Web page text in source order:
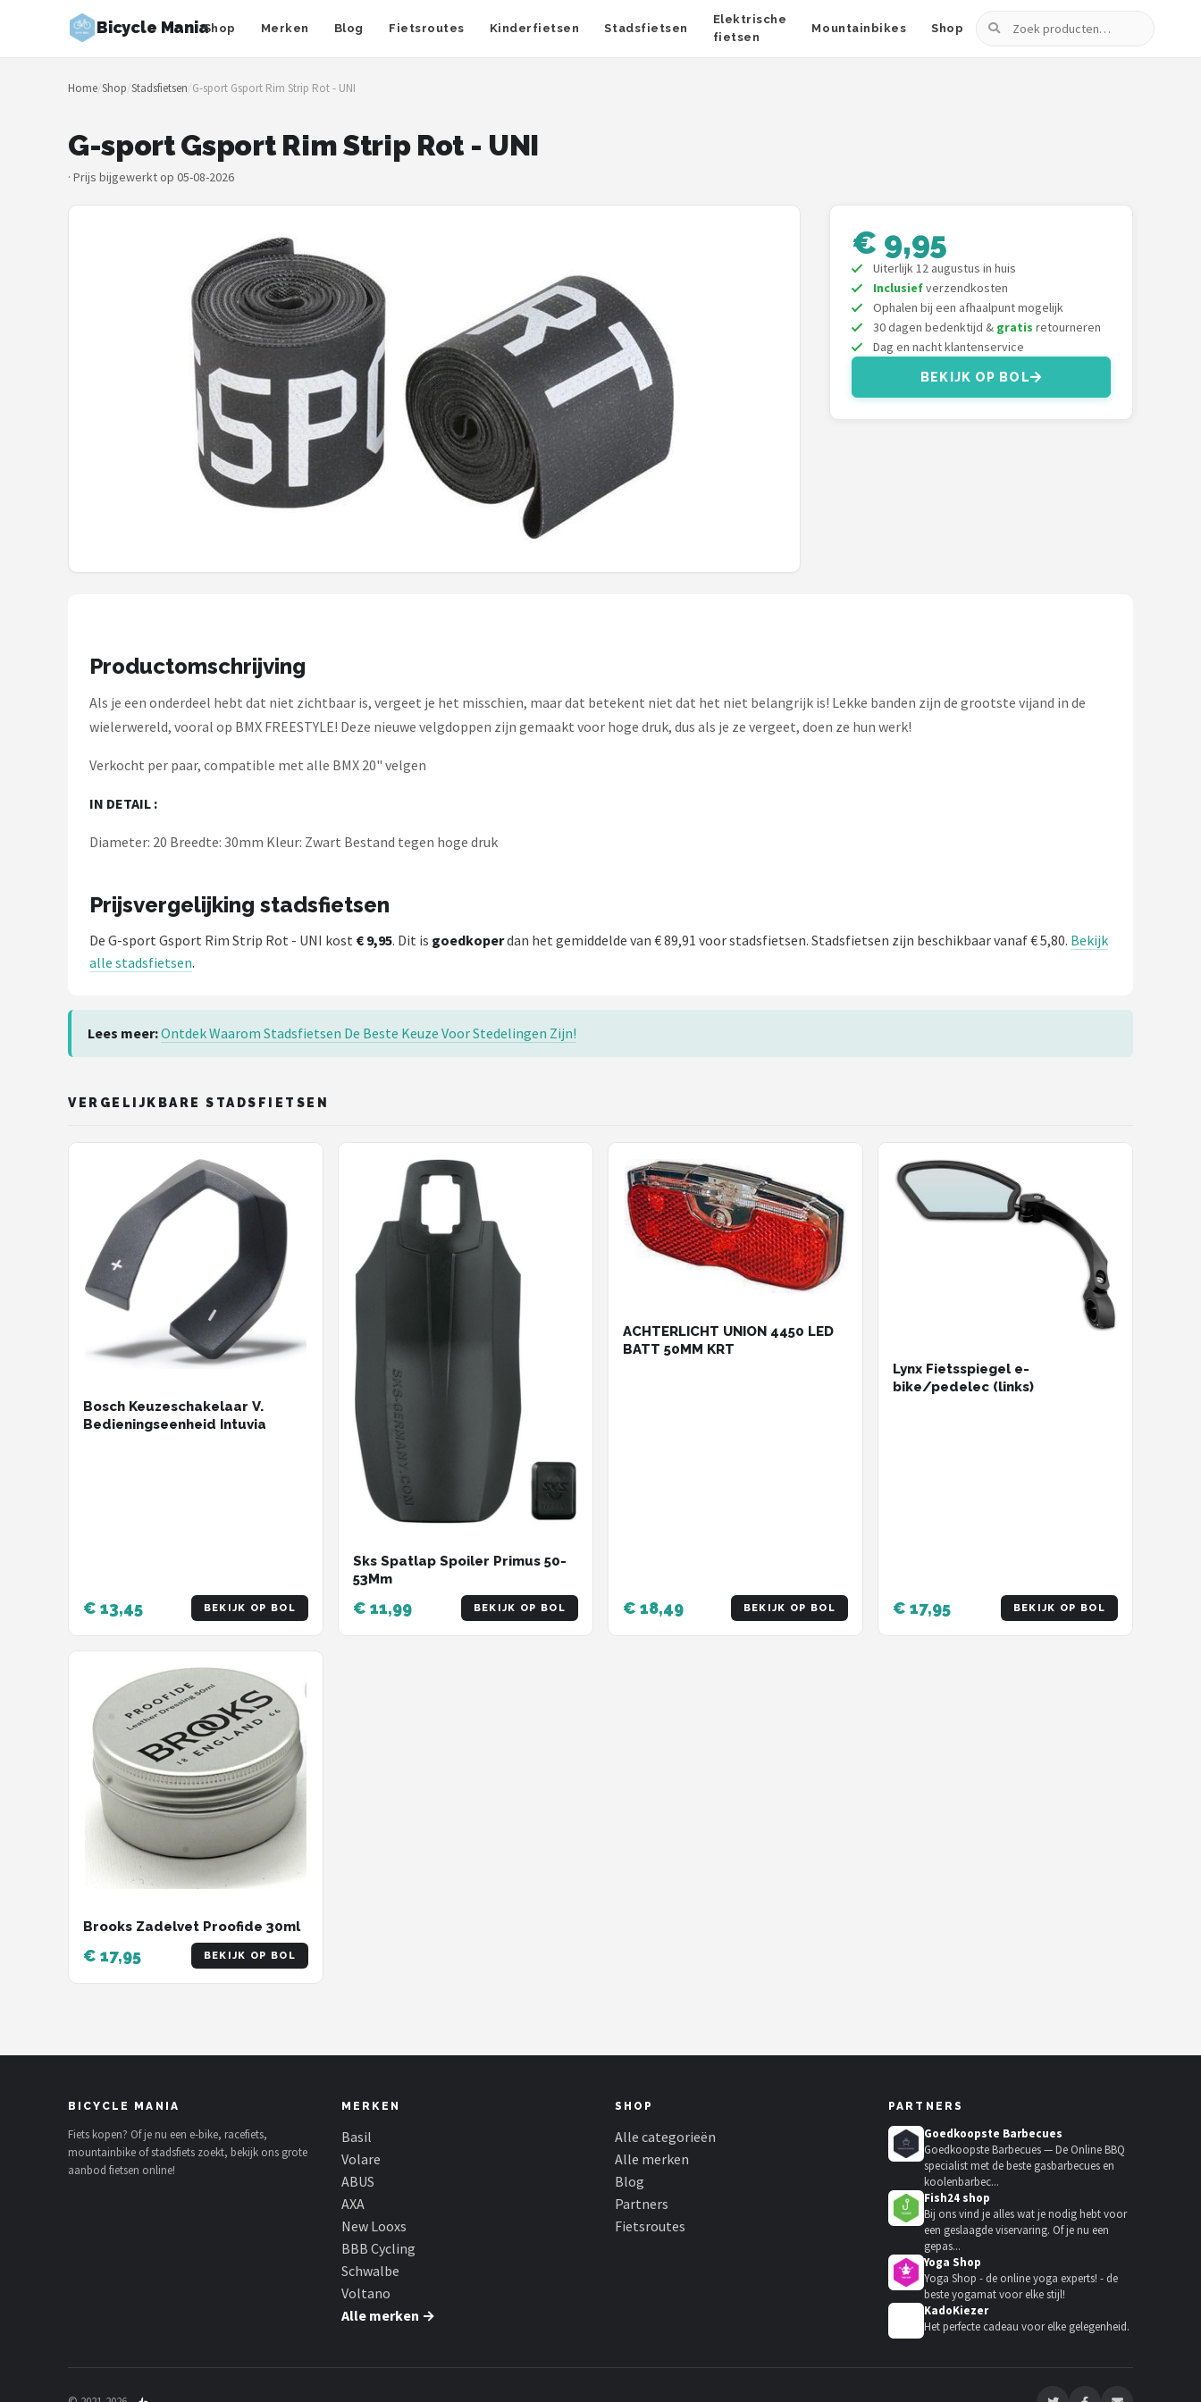
Bicycle ManiaShop Merken Blog Fietsroutes Kinderfietsen Stadsfietsen
Elektrische
fietsen
Mountainbikes Shop
Zoeken
Zoeken
NAVIGATIE
Merken
New Looxs
BBB Cycling
Schwalbe
Voltano
Shimano
Home/Shop/Stadsfietsen/G-sport Gsport Rim Strip Rot - UNI
G-sport Gsport Rim Strip Rot - UNI
· Prijs bijgewerkt op 05-08-2026
€ 9,95
Uiterlijk 12 augustus in huis
Inclusiefverzendkosten
Ophalen bij een afhaalpunt mogelijk
30 dagen bedenktijd & gratis retourneren
Dag en nacht klantenservice
BEKIJK OP BOL
Productomschrijving
Als je een onderdeel hebt dat niet zichtbaar is, vergeet je het misschien, maar dat betekent niet dat het niet belangrijk is! Lekke banden zijn de grootste vijand in de
wielerwereld, vooral op BMX FREESTYLE! Deze nieuwe velgdoppen zijn gemaakt voor hoge druk, dus als je ze vergeet, doen ze hun werk!
Verkocht per paar, compatible met alle BMX 20" velgen
IN DETAIL :
Diameter: 20 Breedte: 30mm Kleur: Zwart Bestand tegen hoge druk
Prijsvergelijking stadsfietsen
De G-sport Gsport Rim Strip Rot - UNI kost € 9,95. Dit is goedkoperdan het gemiddelde van € 89,91 voor stadsfietsen. Stadsfietsen zijn beschikbaar vanaf € 5,80. Bekijk
alle stadsfietsen.
Lees meer:Ontdek Waarom Stadsfietsen De Beste Keuze Voor Stedelingen Zijn!
VERGELIJKBARE STADSFIETSEN
Bosch Keuzeschakelaar V.
Bedieningseenheid Intuvia
€ 13,45 BEKIJK OP BOL
Sks Spatlap Spoiler Primus 50-
53Mm
€ 11,99 BEKIJK OP BOL
ACHTERLICHT UNION 4450 LED
BATT 50MM KRT
€ 18,49 BEKIJK OP BOL
Lynx Fietsspiegel e-
bike/pedelec (links)
€ 17,95 BEKIJK OP BOL
Brooks Zadelvet Proofide 30ml
€ 17,95 BEKIJK OP BOL
BICYCLE MANIA
Fiets kopen? Of je nu een e-bike, racefiets,
mountainbike of stadsfiets zoekt, bekijk ons grote
aanbod fietsen online!
MERKEN
Basil
Volare
ABUS
AXA
New Looxs
BBB Cycling
Schwalbe
Voltano
Alle merken →
SHOP
Alle categorieën
Alle merken
Blog
Partners
Fietsroutes
PARTNERS
Goedkoopste Barbecues
Goedkoopste Barbecues — De Online BBQ
specialist met de beste gasbarbecues en
koolenbarbec...
Fish24 shop
Bij ons vind je alles wat je nodig hebt voor
een geslaagde viservaring. Of je nu een
gepas...
Yoga Shop
Yoga Shop - de online yoga experts! - de
beste yogamat voor elke stijl!
KadoKiezer
Het perfecte cadeau voor elke gelegenheid.